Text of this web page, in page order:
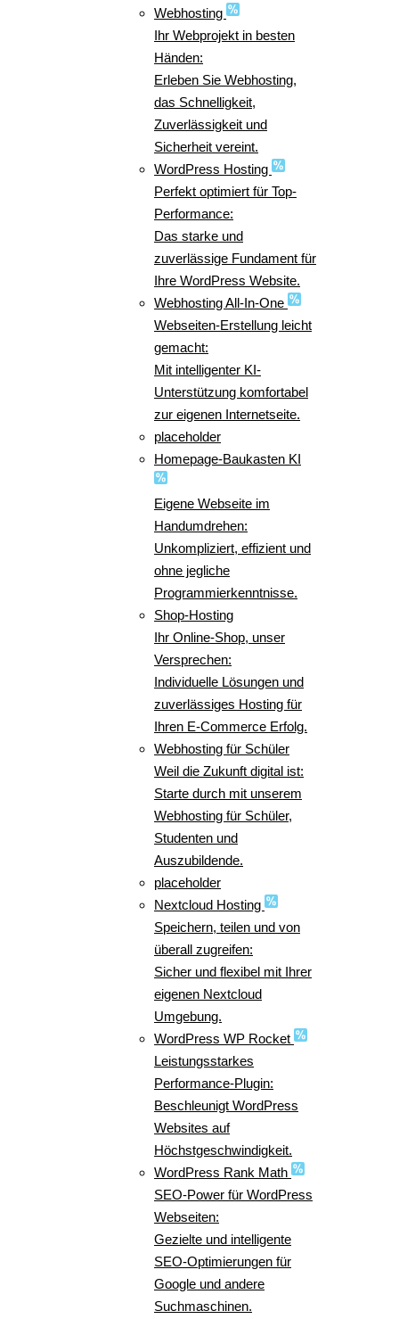
Webhosting
Ihr Webprojekt in besten
Händen:
Erleben Sie Webhosting,
das Schnelligkeit,
Zuverlässigkeit und
Sicherheit vereint.
WordPress Hosting
Perfekt optimiert für Top-
Performance:
Das starke und
zuverlässige Fundament für
Ihre WordPress Website.
Webhosting All-In-One
Webseiten-Erstellung leicht
gemacht:
Mit intelligenter KI-
Unterstützung komfortabel
zur eigenen Internetseite.
placeholder
Homepage-Baukasten KI
Eigene Webseite im
Handumdrehen:
Unkompliziert, effizient und
ohne jegliche
Programmierkenntnisse.
Shop-Hosting
Ihr Online-Shop, unser
Versprechen:
Individuelle Lösungen und
zuverlässiges Hosting für
Ihren E-Commerce Erfolg.
Webhosting für Schüler
Weil die Zukunft digital ist:
Starte durch mit unserem
Webhosting für Schüler,
Studenten und
Auszubildende.
placeholder
Nextcloud Hosting
Speichern, teilen und von
überall zugreifen:
Sicher und flexibel mit Ihrer
eigenen Nextcloud
Umgebung.
WordPress WP Rocket
Leistungsstarkes
Performance-Plugin:
Beschleunigt WordPress
Websites auf
Höchstgeschwindigkeit.
WordPress Rank Math
SEO-Power für WordPress
Webseiten:
Gezielte und intelligente
SEO-Optimierungen für
Google und andere
Suchmaschinen.